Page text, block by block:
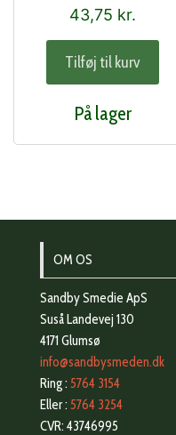
43,75 kr.
Tilføj til kurv
På lager
OM OS
Sandby Smedie ApS
Suså Landevej 130
4171 Glumsø
info@sandbysmeden.dk
Ring : 5764 3154
Eller : 5764 3254
CVR: 43746995